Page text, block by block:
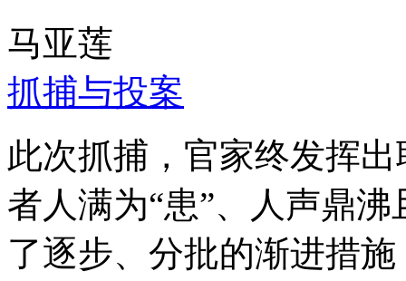
马亚莲
抓捕与投案
此次抓捕，官家终发挥
者人满为“患”、人声鼎
了逐步、分批的渐进措